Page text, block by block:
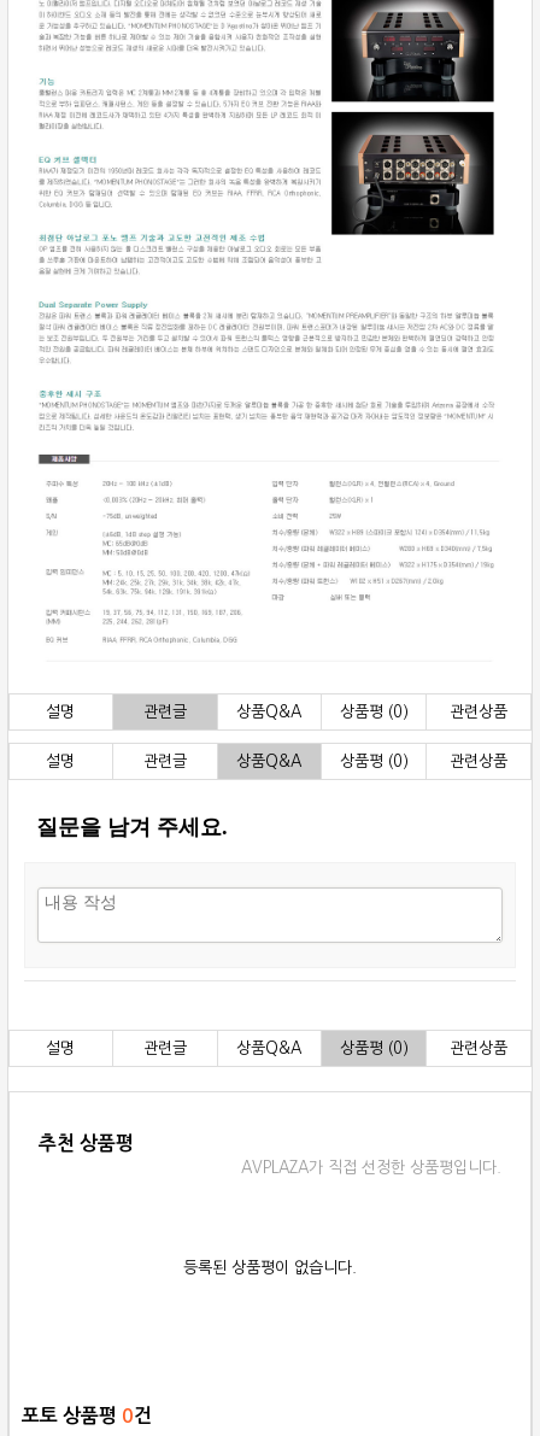
설명 관련글 상품Q&A 상품평 (0) 관련상품
설명 관련글 상품Q&A 상품평 (0) 관련상품
질문을 남겨 주세요.
설명 관련글 상품Q&A 상품평 (0) 관련상품
추천 상품평
AVPLAZA가 직접 선정한 상품평입니다.
등록된 상품평이 없습니다.
포토 상품평 0건